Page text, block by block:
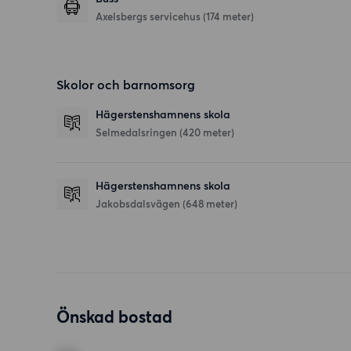
Axelsbergs servicehus (174 meter)
Skolor och barnomsorg
Hägerstenshamnens skola
Selmedalsringen (420 meter)
Hägerstenshamnens skola
Jakobsdalsvägen (648 meter)
Önskad bostad